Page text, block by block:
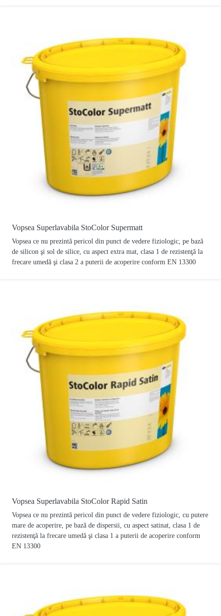
Vopsea Superlavabila StoColor Supermatt
Vopsea ce nu prezintă pericol din punct de vedere fiziologic, pe bază
de silicon şi sol de silice, cu aspect extra mat, clasa 1 de rezistenţă la
frecare umedă şi clasa 2 a puterii de acoperire conform EN 13300
Vopsea Superlavabila StoColor Rapid Satin
Vopsea ce nu prezintă pericol din punct de vedere fiziologic, cu putere
mare de acoperire, pe bază de dispersii, cu aspect satinat, clasa 1 de
rezistenţă la frecare umedă şi clasa 1 a puterii de acoperire conform
EN 13300